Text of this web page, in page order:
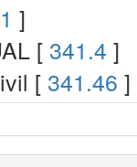
]
[ 341.4 ]
[ 341.46 ]